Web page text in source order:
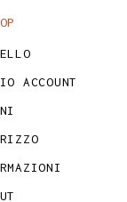
ACCOUNT